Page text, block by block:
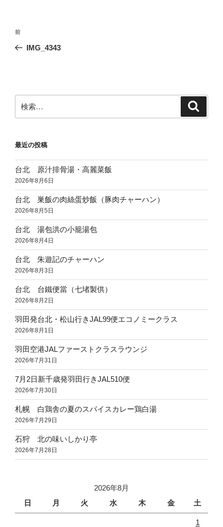
投
ナ
ー
シ
前
の
前
IMG_4343
索:
最近の投稿
台北 原汁排骨湯・高麗菜飯
2026年8月6日
台北 巣飯の肉絲蛋炒飯（豚肉チャーハン）
2026年8月5日
台北 湯包洪の小籠湯包
2026年8月4日
台北 朱遊記のチャーハン
2026年8月3日
台北 台鐵便當（七堵製供）
2026年8月2日
羽田発台北・松山行きJAL99便エコノミークラス
2026年8月1日
羽田空港JALファーストクラスラウンジ
2026年7月31日
7月2日新千歳発羽田行きJAL510便
2026年7月30日
札幌 白鶏舎の夏のスパイスカレー鶏白湯
2026年7月29日
石狩 北の味いしかり亭
2026年7月28日
2026年8月
日
月 火 水 木 金 土
1